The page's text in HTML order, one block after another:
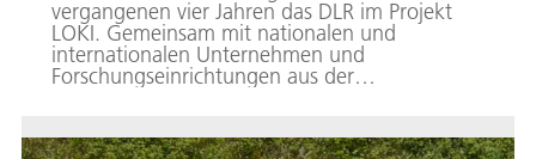
vergangenen vier Jahren das DLR im Projekt
LOKI. Gemeinsam mit nationalen und
internationalen Unternehmen und
Forschungseinrichtungen aus der
von KI in die Luftfahrt entwickelt.